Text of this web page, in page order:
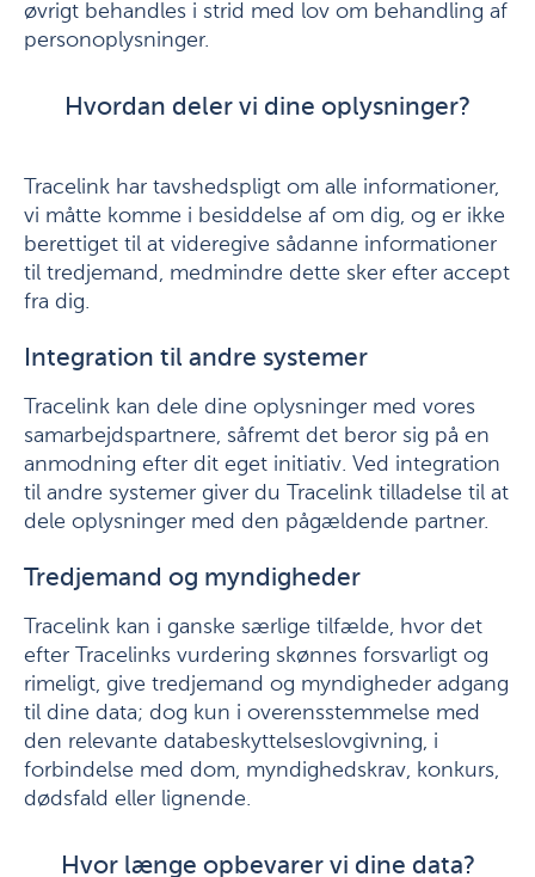
øvrigt behandles i strid med lov om behandling af
personoplysninger.
Hvordan deler vi dine oplysninger?
Tracelink har tavshedspligt om alle informationer,
vi måtte komme i besiddelse af om dig, og er ikke
berettiget til at videregive sådanne informationer
til tredjemand, medmindre dette sker efter accept
fra dig.
Integration til andre systemer
Tracelink kan dele dine oplysninger med vores
samarbejdspartnere, såfremt det beror sig på en
anmodning efter dit eget initiativ. Ved integration
til andre systemer giver du Tracelink tilladelse til at
dele oplysninger med den pågældende partner.
Tredjemand og myndigheder
Tracelink kan i ganske særlige tilfælde, hvor det
efter Tracelinks vurdering skønnes forsvarligt og
rimeligt, give tredjemand og myndigheder adgang
til dine data; dog kun i overensstemmelse med
den relevante databeskyttelseslovgivning, i
forbindelse med dom, myndighedskrav, konkurs,
dødsfald eller lignende.
Hvor længe opbevarer vi dine data?